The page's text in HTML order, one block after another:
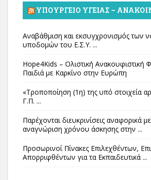
ΥΠΟΥΡΓΕΊΟ ΥΓΕΊΑΣ –
Αναβάθμιση και εκσυγχρονισμός των
υποδομών του Ε.Σ.Υ. ...
Hope4Kids – Ολιστική Ανακουφιστική
Παιδιά με Καρκίνο στην Ευρώπη
«Τροποποίηση (1η) της υπό στοιχεία
Γ.Π. ...
Παρέχονται διευκρινίσεις αναφορικά
αναγνώριση χρόνου άσκησης στην ...
Προσωρινοί Πίνακες Επιλεχθέντων,
Απορριφθέντων για τα Εκπαιδευτικά ...